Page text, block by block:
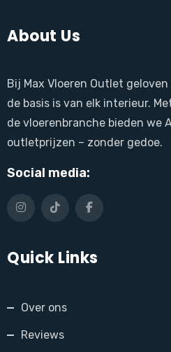
About Us
Bij Max Vloeren Outlet
de basis is van elk interieur.
de vloerenbranche bieden we
outletprijzen – zonder gedoe.
Social media:
Quick Links
Over ons
Reviews